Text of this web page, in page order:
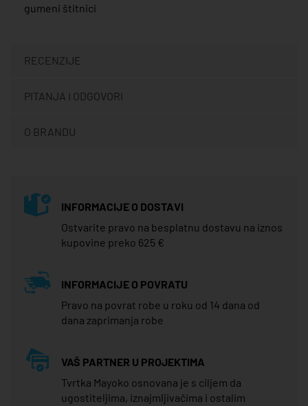
gumeni štitnici
RECENZIJE
PITANJA I ODGOVORI
O BRANDU
INFORMACIJE O DOSTAVI
Ostvarite pravo na besplatnu dostavu na iznos
kupovine preko 625 €
INFORMACIJE O POVRATU
Pravo na povrat robe u roku od 14 dana od
dana zaprimanja robe
VAŠ PARTNER U PROJEKTIMA
Tvrtka Mayoko osnovana je s ciljem da
ugostiteljima, iznajmljivačima i ostalim